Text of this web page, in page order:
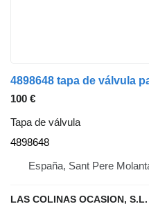
4898648 tapa de válvula
100 €
Tapa de válvula
4898648
España, Sant Pere
LAS COLINAS OCASION, S.L.